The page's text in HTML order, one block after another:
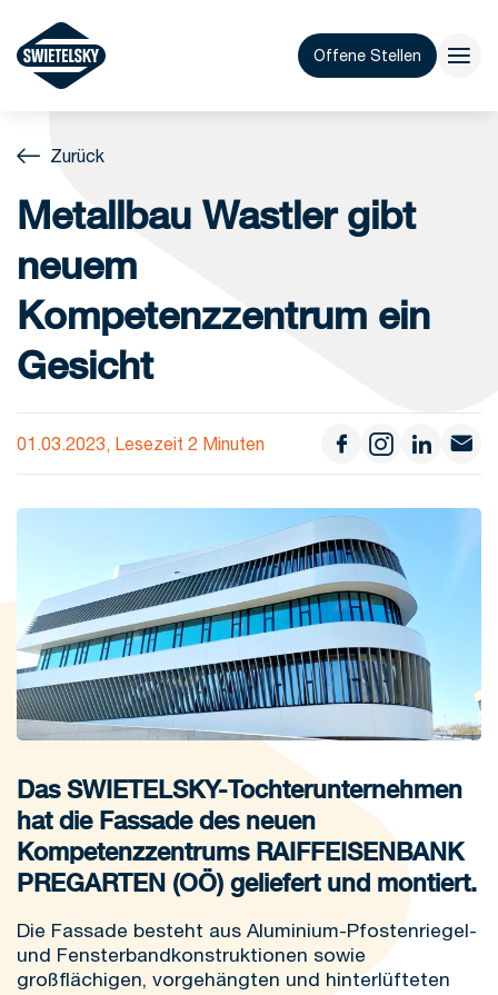
Offene Stellen
Zurück
Metallbau Wastler gibt
neuem
Kompetenzzentrum ein
Gesicht
01.03.2023, Lesezeit 2 Minuten
Das SWIETELSKY-Tochterunternehmen
hat die Fassade des neuen
Kompetenzzentrums RAIFFEISENBANK
PREGARTEN (OÖ) geliefert und montiert.
Die Fassade besteht aus Aluminium-Pfostenriegel-
und Fensterbandkonstruktionen sowie
großflächigen, vorgehängten und hinterlüfteten